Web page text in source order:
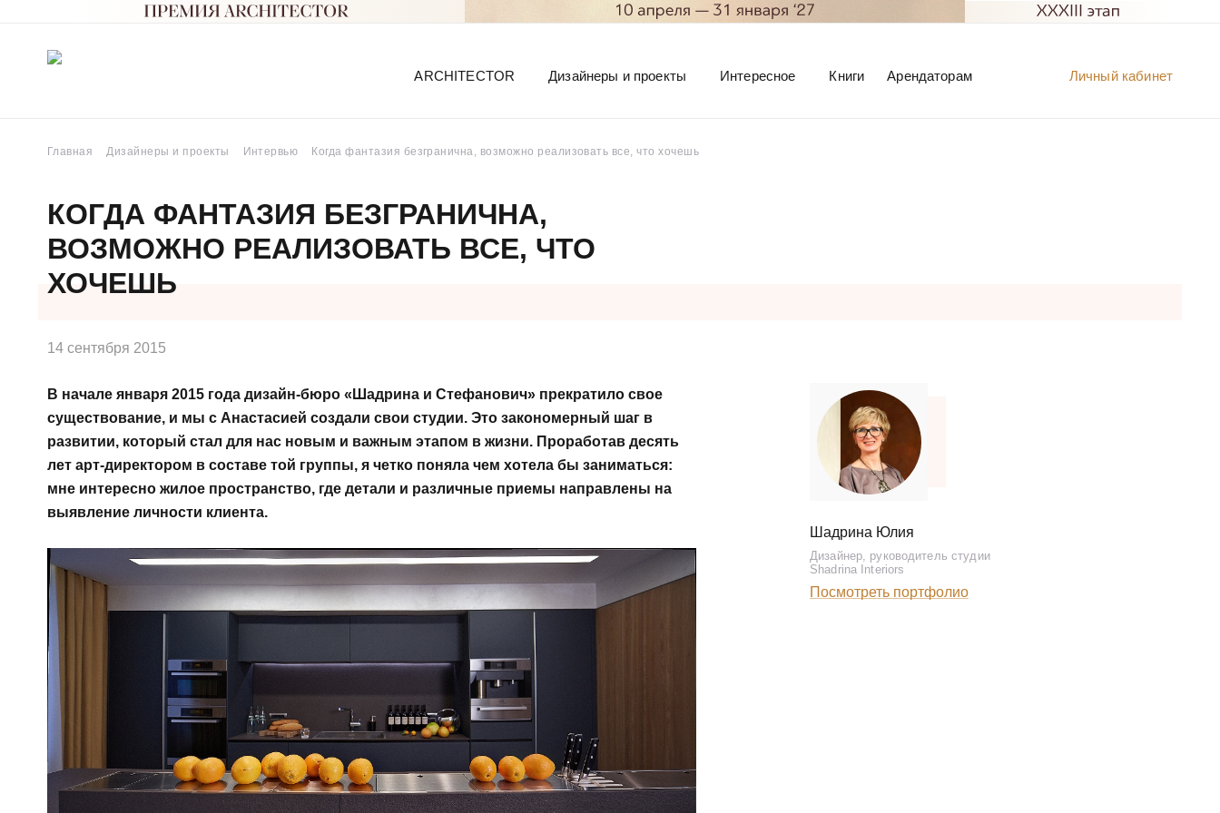
Личный кабинет
ARCHITECTOR Дизайнеры и проекты Интересное Книги Арендаторам
Главная Дизайнеры и проекты Интервью Когда фантазия безгранична, возможно реализовать все, что хочешь
КОГДА ФАНТАЗИЯ БЕЗГРАНИЧНА,
ВОЗМОЖНО РЕАЛИЗОВАТЬ ВСЕ, ЧТО
ХОЧЕШЬ
14 сентября 2015
Шадрина Юлия
Дизайнер, руководитель студии
Shadrina Interiors
Посмотреть портфолио
В начале января 2015 года дизайн-бюро «Шадрина и Стефанович» прекратило свое
существование, и мы с Анастасией создали свои студии. Это закономерный шаг в
развитии, который стал для нас новым и важным этапом в жизни. Проработав десять
лет арт-директором в составе той группы, я четко поняла чем хотела бы заниматься:
мне интересно жилое пространство, где детали и различные приемы направлены на
выявление личности клиента.